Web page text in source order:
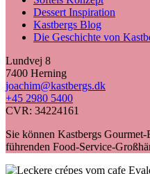
Dessert Inspiration
Kastbergs Blog
Die Geschichte von
Lundvej 8
7400 Herning
joachim@kastbergs.dk
+45 2980 5400
CVR: 34224161
Sie können Kastbergs
führenden Food-Service-